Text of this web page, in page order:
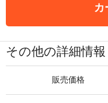
カ
その他の詳細情報
販売価格